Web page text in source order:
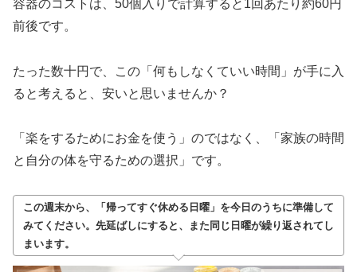
容器のコストは、50個入りで計算すると1回あたり約60円
前後です。
たった数十円で、この「何もしなくていい時間」が手に入
ると考えると、安いと思いませんか？
「楽をするためにお金を使う」のではなく、「家族の時間
と自分の体を守るための選択」です。
この週末から、「帰ってすぐ休める日曜」を今日のうちに準備して
みてください。先延ばしにすると、また同じ日曜が繰り返されてし
まいます。